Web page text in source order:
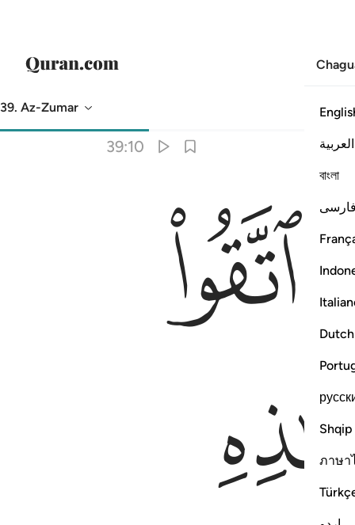
العربية
বাংলা
Dutch
Shqip
ภาษา
39. Az-Zumar Tarjuma
39:10
١٠
أَجْرَهُم بِغَيْرِ حِسَابٍۢ ١٠
ﳓ